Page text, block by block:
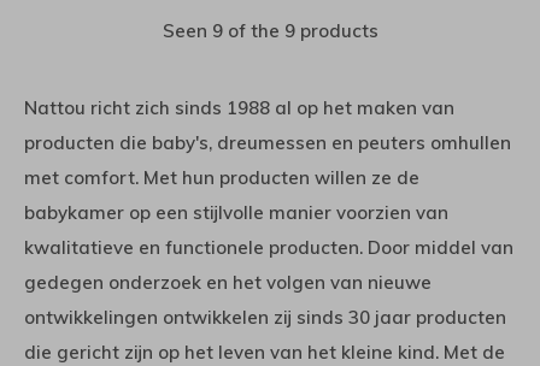
Seen 9 of the 9 products
Nattou richt zich sinds 1988 al op het maken van
producten die baby's, dreumessen en peuters omhullen
met comfort. Met hun producten willen ze de
babykamer op een stijlvolle manier voorzien van
kwalitatieve en functionele producten. Door middel van
gedegen onderzoek en het volgen van nieuwe
ontwikkelingen ontwikkelen zij sinds 30 jaar producten
die gericht zijn op het leven van het kleine kind. Met de